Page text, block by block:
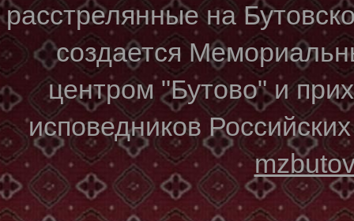
расстрелянные на
создается
центром "Бутово" и
исповедников